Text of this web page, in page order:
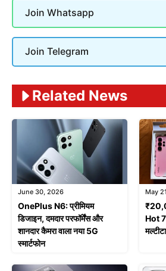
Join Whatsapp
Join Telegram
Related News
June 30, 2026
OnePlus N6: प्रीमियम
डिजाइन, दमदार परफॉर्मेंस और
शानदार कैमरा वाला नया 5G
स्मार्टफोन
May
Hot